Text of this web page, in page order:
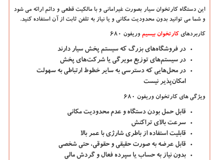
این دستگاه کارتخوان سیار بصورت غیرامانی و با مالکیت قطعی و دائم ارائه می شود
و شما می توانید بدون محدودیت مکانی و یا نیاز به تلفن ثابت از آن استفاده کنید.
کاربردهای کارتخوان بیسیم وریفون ۶۸۰
در فروشگاه‌های بزرگ که سیستم پخش سیار دارند
در سیستم‌های توزیع مویرگی یا شرکت‌های پخش
در محل‌هایی که دسترسی به سایر خطوط ارتباطی به سهولت
امکان‌پذیر نیست
ویژگی های کارتخوان وریفون ۶۸۰
قابل حمل بودن دستگاه و عدم محدودیت مکانی
سرعت بالای تراکنش
قابلیت استفاده از باطری شارژی با عمر بالا
قابل عرضه به صورت حقیقی و حقوقی، حتی شخصی
بدون نیاز به حساب یا سپرده فعال و گردش مالی